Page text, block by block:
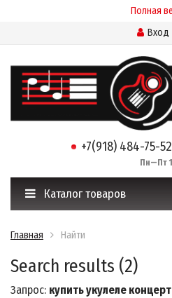
Полная
Вход
+7(918) 484-75-52
Пн—Пт
Каталог товаров
Главная Найти
Search results (2)
Запрос: купить укулеле концерт